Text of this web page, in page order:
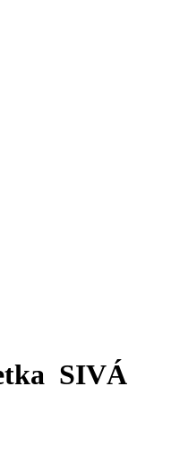
SIVÁ